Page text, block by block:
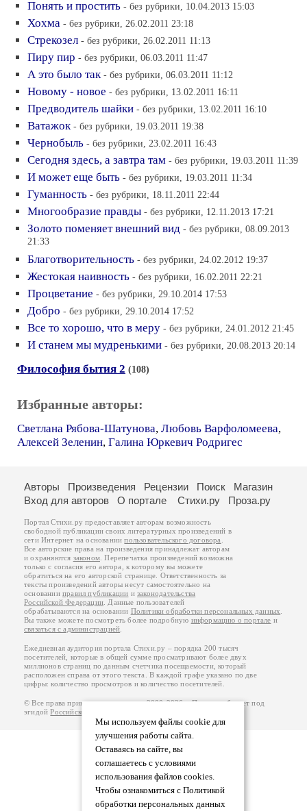
Понять и простить - без рубрики, 10.04.2013 15:03
Хохма - без рубрики, 26.02.2011 23:18
Стрекозел - без рубрики, 26.02.2011 11:13
Пиру пир - без рубрики, 06.03.2011 11:47
А это было так - без рубрики, 06.03.2011 11:12
Новому - новое - без рубрики, 13.02.2011 16:11
Предводитель шайки - без рубрики, 13.02.2011 16:10
Ватажок - без рубрики, 19.03.2011 19:38
Чернобыль - без рубрики, 23.02.2011 16:43
Сегодня здесь, а завтра там - без рубрики, 19.03.2011 11:39
И может еще быть - без рубрики, 19.03.2011 11:34
Гуманность - без рубрики, 18.11.2011 22:44
Многообразие правды - без рубрики, 12.11.2013 17:21
Золото поменяет внешний вид - без рубрики, 08.09.2013
21:33
Благотворительность - без рубрики, 24.02.2012 19:37
Жестокая наивность - без рубрики, 16.02.2011 22:21
Процветание - без рубрики, 29.10.2014 17:53
Добро - без рубрики, 29.10.2014 17:52
Все то хорошо, что в меру - без рубрики, 24.01.2012 21:45
И станем мы мудренькими - без рубрики, 20.08.2013 20:14
Философия бытия 2 (108)
Избранные авторы:
Светлана Рябова-Шатунова, Любовь Варфоломеева,
Алексей Зеленин, Галина Юркевич Родригес
Мы используем файлы cookie для
улучшения работы сайта.
Оставаясь на сайте, вы
соглашаетесь с условиями
использования файлов cookies.
Чтобы ознакомиться с Политикой
обработки персональных данных
Авторы Произведения Рецензии Поиск
Магазин
Вход для авторов
О портале Стихи.ру Проза.ру
Портал Стихи.ру предоставляет авторам возможность
свободной публикации своих литературных произведений в
сети Интернет на основаниипользовательского договора
Все авторские права на произведения принадлежат авторам
и охраняются законом . Перепечатка произведений возможна
только с согласия его автора, к которому вы можете
обратиться на его авторской странице. Ответственность за
тексты произведений авторы несут самостоятельно на
основанииправил публикации изаконодательства
Российской Федерации . Данные пользователей
обрабатываются на основании Политики обработки персональных данных
Вы также можете посмотреть более подробную информацию о портале и
связаться с администрацией
Ежедневная аудитория портала Стихи.ру – порядка 200 тысяч
посетителей, которые в общей сумме просматривают более двух
миллионов страниц по данным счетчика посещаемости, который
расположен справа от этого текста. В каждой графе указано по две
цифры: количество просмотров и количество посетителей.
© Все права принадлежат авторам, 2000-2026. Портал работает под
эгидойРоссийского союза писателей